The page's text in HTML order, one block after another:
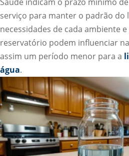
serviço para manter o padrão do
necessidades de cada ambiente
reservatório podem influenciar
assim um período menor para a
água.